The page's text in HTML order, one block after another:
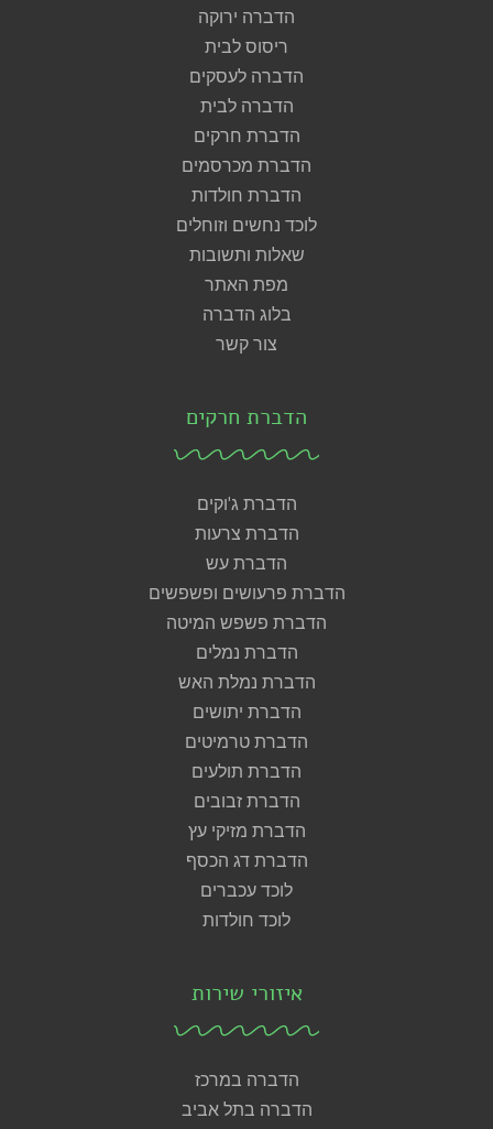
הדברה ירוקה
ריסוס לבית
הדברה לעסקים
הדברה לבית
הדברת חרקים
הדברת מכרסמים
הדברת חולדות
לוכד נחשים וזוחלים
שאלות ותשובות
מפת האתר
בלוג הדברה
צור קשר
הדברת חרקים
הדברת ג'וקים
הדברת צרעות
הדברת עש
הדברת פרעושים ופשפשים
הדברת פשפש המיטה
הדברת נמלים
הדברת נמלת האש
הדברת יתושים
הדברת טרמיטים
הדברת תולעים
הדברת זבובים
הדברת מזיקי עץ
הדברת דג הכסף
לוכד עכברים
לוכד חולדות
איזורי שירות
הדברה במרכז
הדברה בתל אביב